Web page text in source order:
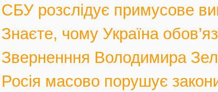
СБУ розслідує примусове
Знаєте, чому Україна
Зверненння Володимира
Росія масово порушує